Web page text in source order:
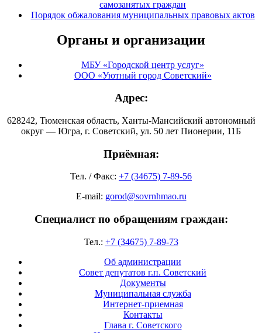
самозанятых граждан
Порядок обжалования муниципальных правовых актов
Органы и организации
МБУ «Городской центр услуг»
ООО «Уютный город Советский»
Адрес:
628242, Тюменская область, Ханты-Мансийский автономный
округ — Югра, г. Советский, ул. 50 лет Пионерии, 11Б
Приёмная:
Тел. / Факс: +7 (34675) 7-89-56
E-mail: gorod@sovrnhmao.ru
Специалист по обращениям граждан:
Тел.: +7 (34675) 7-89-73
Об администрации
Совет депутатов г.п. Советский
Документы
Муниципальная служба
Интернет-приемная
Контакты
Глава г. Советского